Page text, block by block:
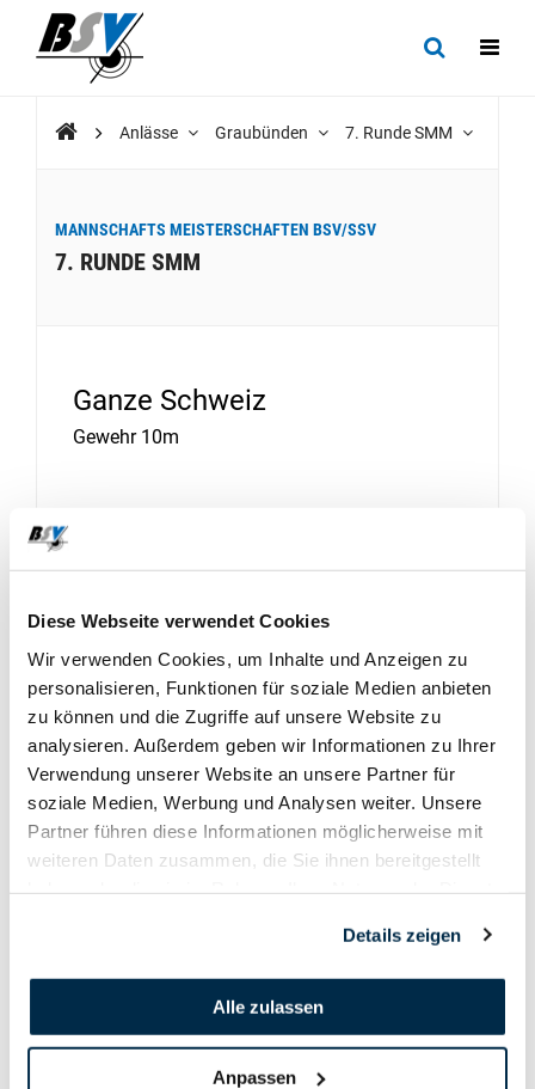
Diese Webseite verwendet Cookies
Wir verwenden Cookies, um Inhalte und Anzeigen zu
personalisieren, Funktionen für soziale Medien anbieten
zu können und die Zugriffe auf unsere Website zu
analysieren. Außerdem geben wir Informationen zu Ihrer
Verwendung unserer Website an unsere Partner für
soziale Medien, Werbung und Analysen weiter. Unsere
Partner führen diese Informationen möglicherweise mit
weiteren Daten zusammen, die Sie ihnen bereitgestellt
Details zeigen
Alle zulassen
Anpassen
Anlässe Graubünden 7. Runde SMM
MANNSCHAFTS MEISTERSCHAFTEN BSV/SSV
7. RUNDE SMM
Ganze Schweiz
Gewehr 10m
2019